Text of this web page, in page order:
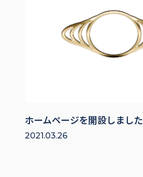
ホームページを開設しました
2021.03.26